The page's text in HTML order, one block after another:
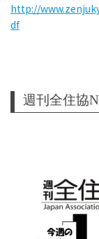
http://
df
週刊全住協